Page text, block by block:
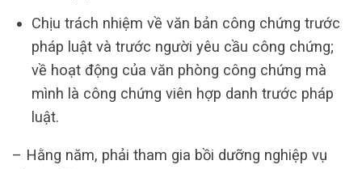
Chịu trách nhiệm về văn bản công chứng trước
pháp luật và trước người yêu cầu công chứng;
về hoạt động của văn phòng công chứng mà
mình là công chứng viên hợp danh trước pháp
luật.
– Hằng năm, phải tham gia bồi dưỡng nghiệp vụ